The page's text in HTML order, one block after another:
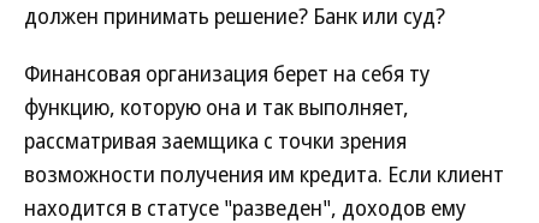
должен принимать решение? Банк или суд?
Финансовая организация берет на себя ту
функцию, которую она и так выполняет,
рассматривая заемщика с точки зрения
возможности получения им кредита. Если клиент
находится в статусе "разведен", доходов ему